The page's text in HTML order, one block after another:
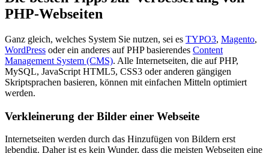
PHP-Webseiten
Ganz gleich, welches System Sie nutzen, sei es TYPO3, Magento,
WordPress oder ein anderes auf PHP basierendes Content
Management System (CMS). Alle Internetseiten, die auf PHP,
MySQL, JavaScript HTML5, CSS3 oder anderen gängigen
Skriptsprachen basieren, können mit einfachen Mitteln optimiert
werden.
Verkleinerung der Bilder einer Webseite
Internetseiten werden durch das Hinzufügen von Bildern erst
lebendig. Daher ist es kein Wunder, dass die meisten Webseiten eine